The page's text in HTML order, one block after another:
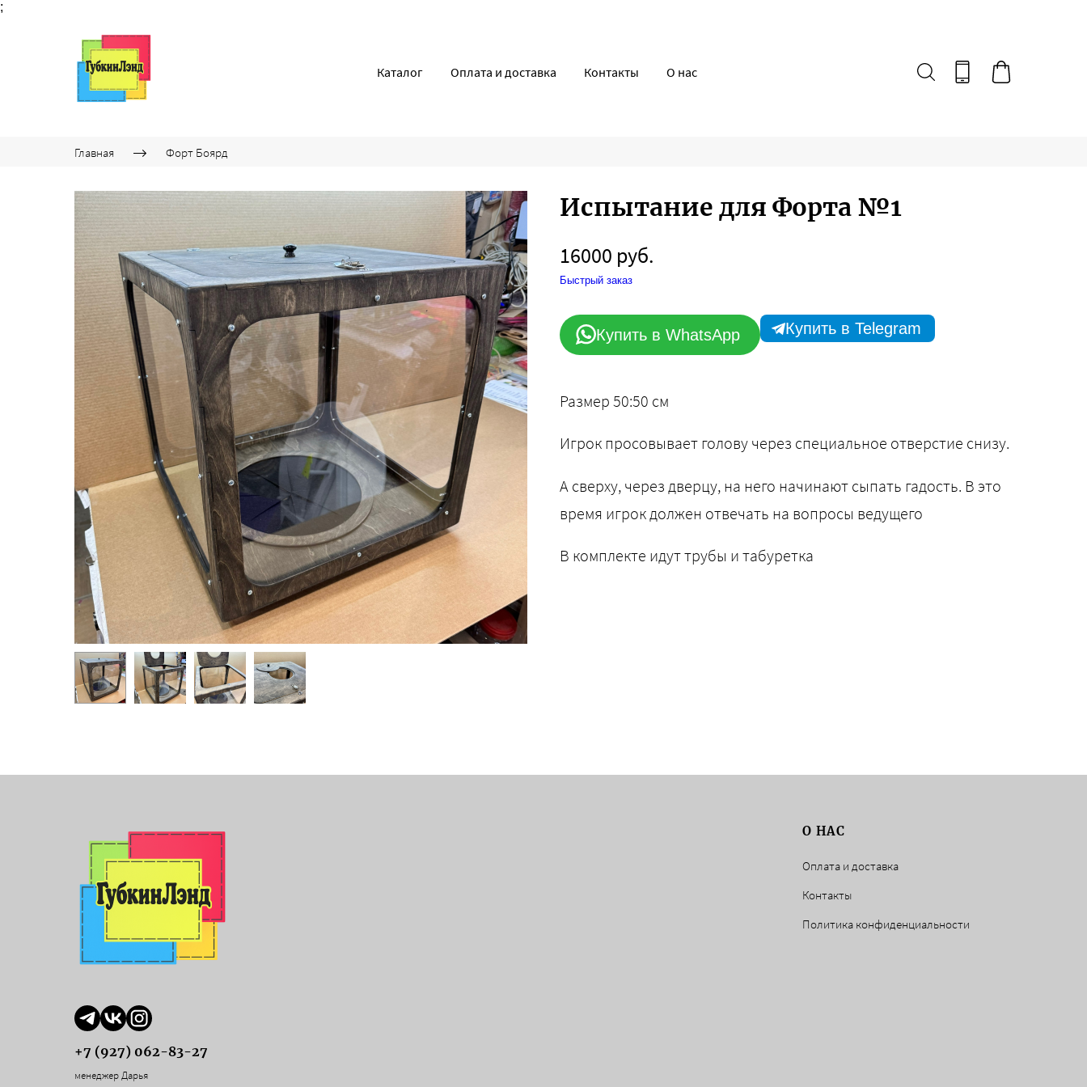
;
Каталог Оплата и доставка Контакты О нас
Главная Форт Боярд
Испытание для Форта №1
16000 руб.
Быстрый заказ
Купить в WhatsApp Купить в Telegram
Размер 50:50 см
Игрок просовывает голову через специальное отверстие снизу.
А сверху, через дверцу, на него начинают сыпать гадость. В это
время игрок должен отвечать на вопросы ведущего
В комплекте идут трубы и табуретка
+7 (927) 062-83-27
менеджер Дарья
О НАС
Оплата и доставка
Контакты
Политика конфиденциальности